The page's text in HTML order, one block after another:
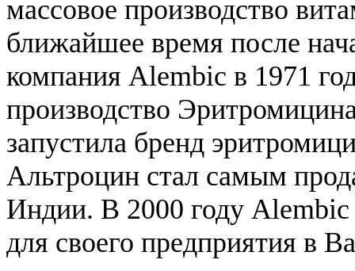
массовое производство
ближайшее время после
компания Alembic в 1971
производство
запустила бренд
Альтроцин стал самым
Индии. В 2000 году Alembic
для своего предприятия в